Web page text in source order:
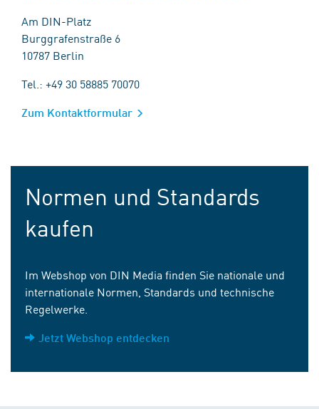
Am DIN-Platz
Burggrafenstraße 6
10787 Berlin
Tel.: +49 30 58885 70070
Zum Kontaktformular
Normen und Standards
kaufen
Im Webshop von DIN Media finden Sie nationale und
internationale Normen, Standards und technische
Regelwerke.
Jetzt Webshop entdecken